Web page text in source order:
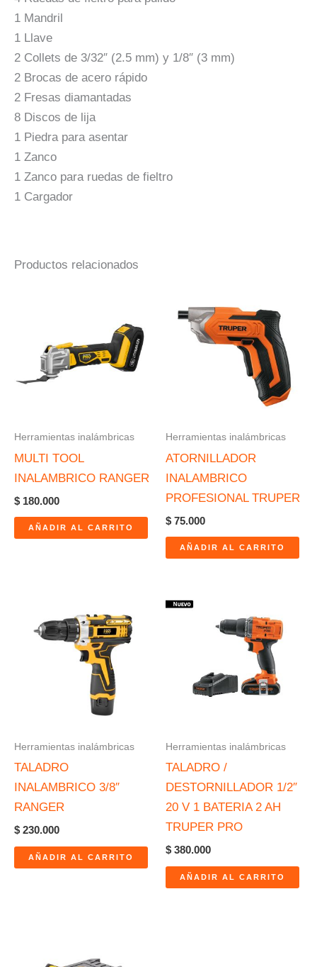
1 Mandril
1 Llave
2 Collets de 3/32″ (2.5 mm) y 1/8″ (3 mm)
2 Brocas de acero rápido
2 Fresas diamantadas
8 Discos de lija
1 Piedra para asentar
1 Zanco
1 Zanco para ruedas de fieltro
1 Cargador
Productos relacionados
Herramientas inalámbricas
MULTI TOOL
INALAMBRICO RANGER
$ 180.000
AÑADIR AL CARRITO
Herramientas inalámbricas
ATORNILLADOR
INALAMBRICO
PROFESIONAL TRUPER
$ 75.000
AÑADIR AL CARRITO
Herramientas inalámbricas
TALADRO
INALAMBRICO 3/8″
RANGER
$ 230.000
AÑADIR AL CARRITO
Herramientas inalámbricas
TALADRO /
DESTORNILLADOR 1/2″
20 V 1 BATERIA 2 AH
TRUPER PRO
$ 380.000
AÑADIR AL CARRITO